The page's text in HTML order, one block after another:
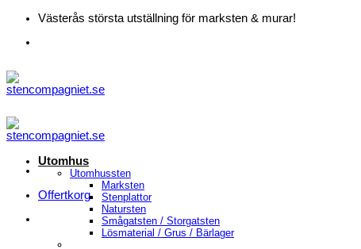
Skip
content
Västerås största utställning för marksten & murar!
Offertkorg
Utomhus
Utomhussten
Marksten
Stenplattor
Natursten
Smågatsten / Storgatsten
Lösmaterial / Grus / Bärlager